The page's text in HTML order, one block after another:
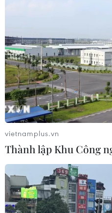
vietnamplus.vn
Thành lập Khu Công